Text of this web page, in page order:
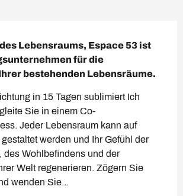
Lebensraums, Espace 53 ist
für die
bestehenden Lebensräume.
in 15 Tagen sublimiert Ich
Sie in einem Co-
Jeder Lebensraum kann auf
werden und Ihr Gefühl der
des Wohlbefindens und der
Welt regenerieren. Zögern Sie
wenden Sie...